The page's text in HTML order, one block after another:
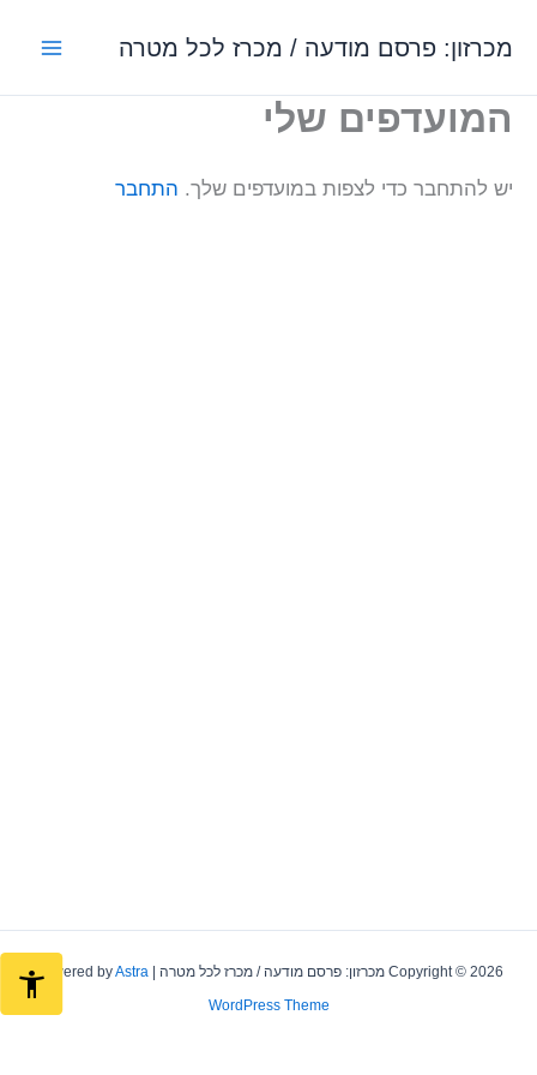
לתוכןמכרזון: פרסם מודעה / מכרז לכל מטרה
המועדפים שלי
יש להתחבר כדי לצפות במועדפים שלך. התחבר
Copyright © 2026 מכרזון: פרסם מודעה / מכרז לכל מטרה | Powered by
Astra
WordPress Theme